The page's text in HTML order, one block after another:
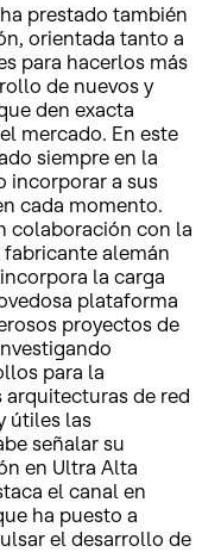
prestado también
orientada tanto a
para hacerlos más
de nuevos y
den exacta
mercado. En este
siempre en la
incorporar a sus
cada momento.
colaboración con la
fabricante alemán
la carga
plataforma
proyectos de
para la
de red
útiles las
señalar su
en Ultra Alta
el canal en
ha puesto a
el desarrollo de